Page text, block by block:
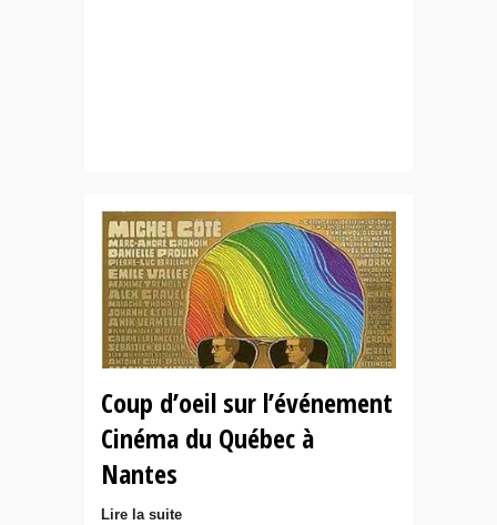
Coup d’oeil sur l’événement
Cinéma du Québec à
Nantes
Lire la suite